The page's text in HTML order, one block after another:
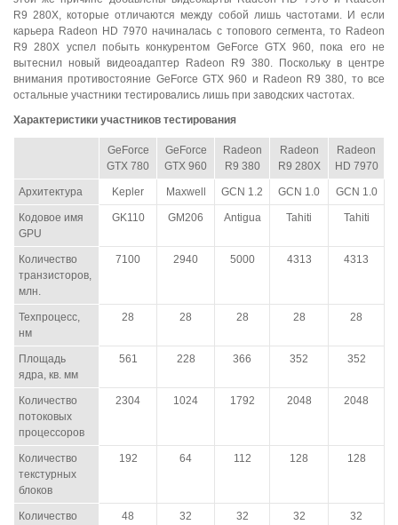
R9 280X, которые отличаются между собой лишь частотами. И если
карьера Radeon HD 7970 начиналась с топового сегмента, то Radeon
R9 280X успел побыть конкурентом GeForce GTX 960, пока его не
вытеснил новый видеоадаптер Radeon R9 380. Поскольку в центре
внимания противостояние GeForce GTX 960 и Radeon R9 380, то все
остальные участники тестировались лишь при заводских частотах.
Характеристики участников тестирования
GeForce
GTX 780
GeForce
GTX 960
Radeon
R9 380
Radeon
R9 280X
Radeon
HD 7970
Архитектура Kepler Maxwell GCN 1.2 GCN 1.0 GCN 1.0
Кодовое имя
GPU
GK110 GM206 Antigua Tahiti Tahiti
Количество
транзисторов,
млн.
7100 2940 5000 4313 4313
Техпроцесс,
нм
28 28 28 28 28
Площадь
ядра, кв. мм
561 228 366 352 352
Количество
потоковых
процессоров
2304 1024 1792 2048 2048
Количество
текстурных
блоков
192 64 112 128 128
Количество
48 32 32 32 32